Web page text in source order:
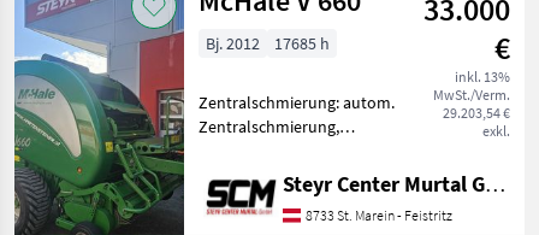
McHale
33.000
€
inkl. 13%
MwSt./Verm.
29.203,54 €
exkl.
Bj. 2012 17685 h
Zentralschmierung: autom.
Zentralschmierung,
Ballenkammer, Druckluft,
Netzbindung,
Rollenniederhalter,
Steyr Center Murtal GmbH
8733 St. Marein - Feistritz